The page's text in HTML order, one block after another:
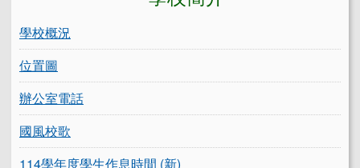
學校概況
位置圖
辦公室電話
國風校歌
114學年度學生作息時間 (新)